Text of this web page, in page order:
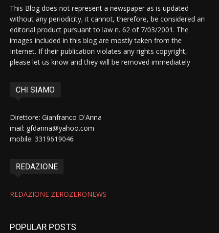
This Blog does not represent a newspaper as is updated
without any periodicity, it cannot, therefore, be considered an
editorial product pursuant to law n. 62 of 7/03/2001. The
images included in this blog are mostly taken from the
Internet. If their publication violates any rights copyright,
please let us know and they will be removed immediately
CHI SIAMO
Direttore: Gianfranco D'Anna
mail: gfdanna@yahoo.com
mobile: 3319619046
REDAZIONE
REDAZIONE ZEROZERONEWS
POPULAR POSTS